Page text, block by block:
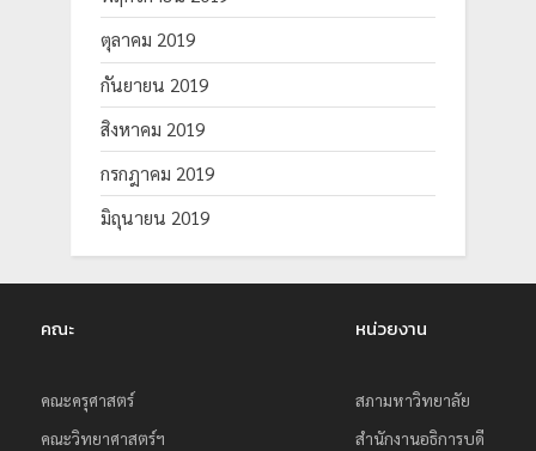
ตุลาคม 2019
กันยายน 2019
สิงหาคม 2019
กรกฎาคม 2019
มิถุนายน 2019
คณะ
คณะครุศาสตร์
คณะวิทยาศาสตร์ฯ
หน่วยงาน
สภามหาวิทยาลัย
สำนักงานอธิการบดี